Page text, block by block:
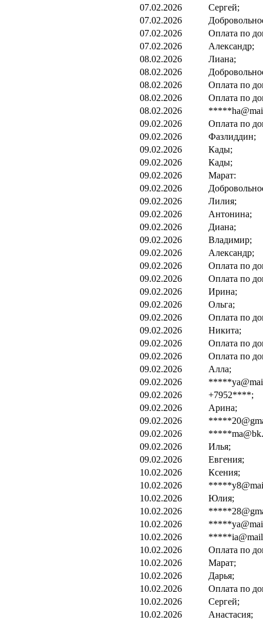
07.02.2026
Сергей;
07.02.2026
07.02.2026
Оплата по
07.02.2026
Александр;
08.02.2026
Лиана;
08.02.2026
08.02.2026
Оплата по
08.02.2026
Оплата по
08.02.2026
09.02.2026
Оплата по
09.02.2026
Фазлиддин;
09.02.2026
Кады;
09.02.2026
Кады;
09.02.2026
Марат:
09.02.2026
09.02.2026
Лилия;
09.02.2026
Антонина;
09.02.2026
Диана;
09.02.2026
Владимир;
09.02.2026
Александр;
09.02.2026
Оплата по
09.02.2026
Оплата по
09.02.2026
Ирина;
09.02.2026
Ольга;
09.02.2026
Оплата по
09.02.2026
Никита;
09.02.2026
Оплата по
09.02.2026
Оплата по
09.02.2026
Алла;
09.02.2026
09.02.2026
+7952****;
09.02.2026
Арина;
09.02.2026
09.02.2026
09.02.2026
Илья;
09.02.2026
Евгения;
10.02.2026
Ксения;
10.02.2026
10.02.2026
Юлия;
10.02.2026
10.02.2026
10.02.2026
10.02.2026
Оплата по
10.02.2026
Марат;
10.02.2026
Дарья;
10.02.2026
Оплата по
10.02.2026
Сергей;
10.02.2026
Анастасия;